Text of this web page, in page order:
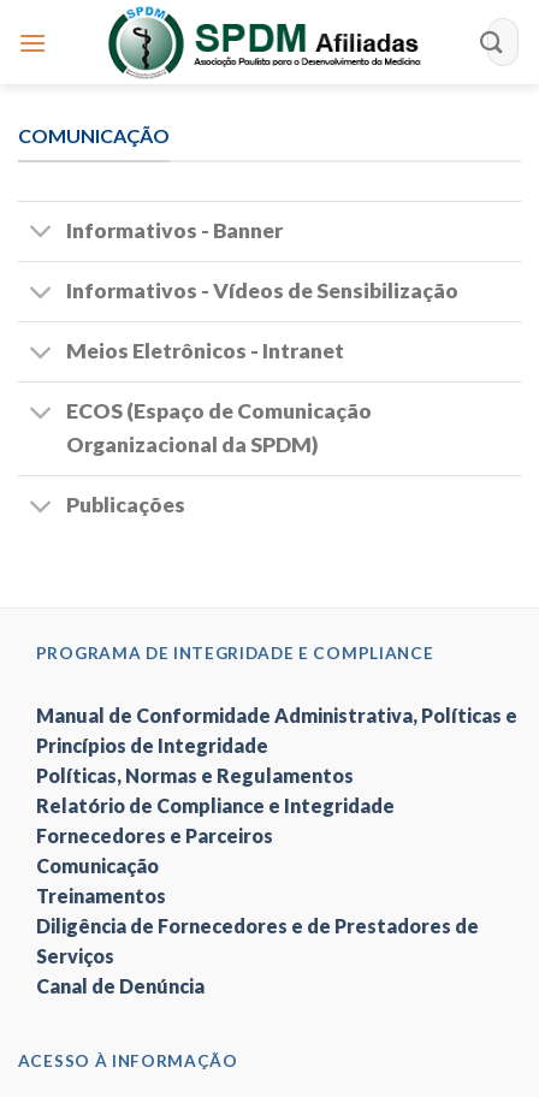
COMUNICAÇÃO
Informativos - Banner
Informativos - Vídeos de Sensibilização
Meios Eletrônicos - Intranet
ECOS (Espaço de Comunicação
Organizacional da SPDM)
Publicações
PROGRAMA DE INTEGRIDADE E COMPLIANCE
Manual de Conformidade Administrativa, Políticas e
Princípios de Integridade
Políticas, Normas e Regulamentos
Relatório de Compliance e Integridade
Fornecedores e Parceiros
Comunicação
Treinamentos
Diligência de Fornecedores e de Prestadores de
Serviços
Canal de Denúncia
ACESSO À INFORMAÇÃO